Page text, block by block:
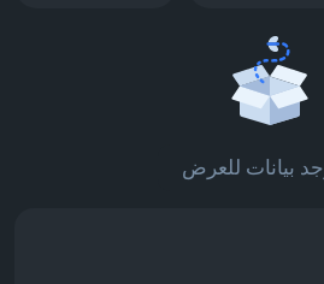
بيانات للعرض